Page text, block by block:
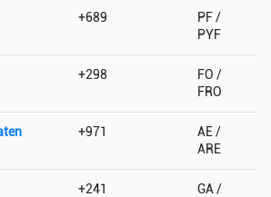
+689
PF /
PYF
+298
FO /
FRO
+971
AE /
ARE
+241
GA /